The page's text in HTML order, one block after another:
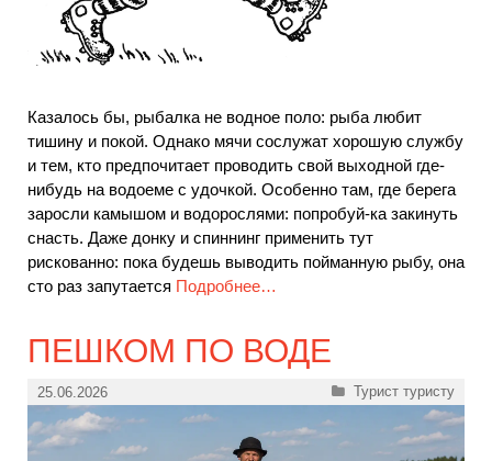
Казалось бы, рыбалка не водное поло: рыба любит
тишину и покой. Однако мячи сослужат хорошую службу
и тем, кто предпочитает проводить свой выходной где-
нибудь на водоеме с удочкой. Особенно там, где берега
заросли камышом и водорослями: попробуй-ка закинуть
снасть. Даже донку и спиннинг применить тут
рискованно: пока будешь выводить пойманную рыбу, она
сто раз запутается Подробнее…
ПЕШКОМ ПО ВОДЕ
25.06.2026 Рубрики
Турист туристу